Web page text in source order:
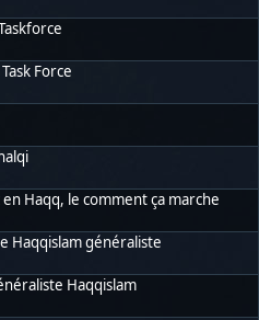
Force
Haqq, le comment ça marche
Haqqislam généraliste
Haqqislam